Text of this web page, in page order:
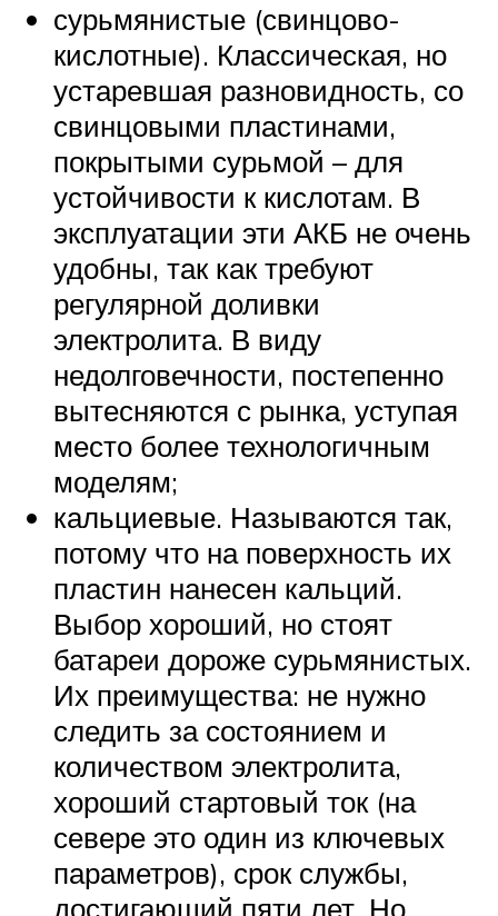
сурьмянистые (свинцово-
кислотные). Классическая, но
устаревшая разновидность, со
свинцовыми пластинами,
покрытыми сурьмой – для
устойчивости к кислотам. В
эксплуатации эти АКБ не очень
удобны, так как требуют
регулярной доливки
электролита. В виду
недолговечности, постепенно
вытесняются с рынка, уступая
место более технологичным
моделям;
кальциевые. Называются так,
потому что на поверхность их
пластин нанесен кальций.
Выбор хороший, но стоят
батареи дороже сурьмянистых.
Их преимущества: не нужно
следить за состоянием и
количеством электролита,
хороший стартовый ток (на
севере это один из ключевых
параметров), срок службы,
достигающий пяти лет. Но